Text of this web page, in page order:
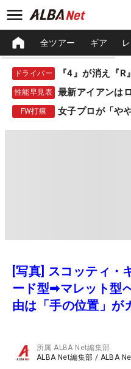
全ツアー ギア
ドライバー
性能早見表 最新アイアンは
FW打痕 女子プロが「や
[写真] スコッティ・
ード型➡マレット型
由は「手の位置」が
所属ALBA Net編集部
ALBA Net編集部 / ALBA